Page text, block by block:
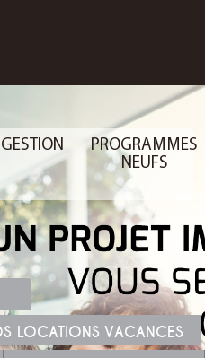
GESTION
PROGRAMMES
NEUFS
LOCATIONS VACANCES